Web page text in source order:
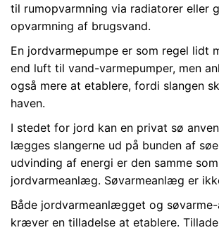
til rumopvarmning via radiatorer eller
opvarmning af brugsvand.
En jordvarmepumpe er som regel lidt
end luft til vand-varmepumper, men
også mere at etablere, fordi slangen
haven.
I stedet for jord kan en privat sø
lægges slangerne ud på bunden af
udvinding af energi er den samme
jordvarmeanlæg. Søvarmeanlæg er
Både jordvarmeanlægget og
kræver en tilladelse at etablere.